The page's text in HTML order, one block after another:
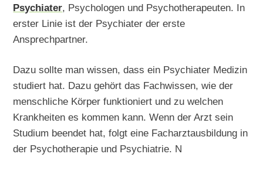
Psychiater, Psychologen und Psychotherapeuten. In
erster Linie ist der Psychiater der erste
Ansprechpartner.
Dazu sollte man wissen, dass ein Psychiater Medizin
studiert hat. Dazu gehört das Fachwissen, wie der
menschliche Körper funktioniert und zu welchen
Krankheiten es kommen kann. Wenn der Arzt sein
Studium beendet hat, folgt eine Facharztausbildung in
der Psychotherapie und Psychiatrie. N